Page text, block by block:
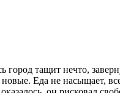
город тащит нечто,
Еда не насыщает,